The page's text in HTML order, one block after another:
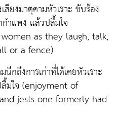
ยงมาตุคามหัวเราะ ขับร้อง
ำแพง แล้วปลื้มใจ
as they laugh, talk,
or a fence)
ถึงการเก่าที่ได้เคยหัวเราะ
มใจ (enjoyment of
jests one formerly had